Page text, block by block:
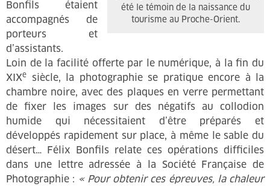
été le témoin de la naissance du
tourisme au Proche-Orient.
Bonfils étaient
accompagnés de
porteurs et
d’assistants.
Loin de la facilité offerte par le numérique, à la fin du
XIXe
siècle, la photographie se pratique encore à la
chambre noire, avec des plaques en verre permettant
de fixer les images sur des négatifs au collodion
humide qui nécessitaient d’être préparés et
développés rapidement sur place, à même le sable du
désert… Félix Bonfils relate ces opérations difficiles
dans une lettre adressée à la Société Française de
Photographie : « Pour obtenir ces épreuves, la chaleur